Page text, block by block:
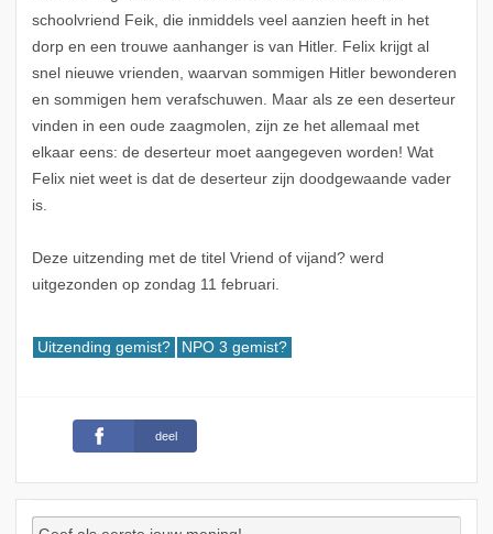
schoolvriend Feik, die inmiddels veel aanzien heeft in het
dorp en een trouwe aanhanger is van Hitler. Felix krijgt al
snel nieuwe vrienden, waarvan sommigen Hitler bewonderen
en sommigen hem verafschuwen. Maar als ze een deserteur
vinden in een oude zaagmolen, zijn ze het allemaal met
elkaar eens: de deserteur moet aangegeven worden! Wat
Felix niet weet is dat de deserteur zijn doodgewaande vader
is.
Deze uitzending met de titel Vriend of vijand? werd
uitgezonden op zondag 11 februari.
Uitzending gemist? NPO 3 gemist?
deel